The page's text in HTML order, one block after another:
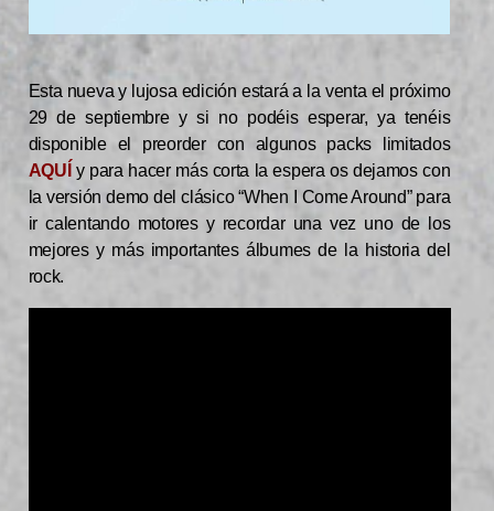
Esta nueva y lujosa edición estará a la venta el próximo
29 de septiembre y si no podéis esperar, ya tenéis
disponible el preorder con algunos packs limitados
AQUÍ y para hacer más corta la espera os dejamos con
la versión demo del clásico “When I Come Around” para
ir calentando motores y recordar una vez uno de los
mejores y más importantes álbumes de la historia del
rock.